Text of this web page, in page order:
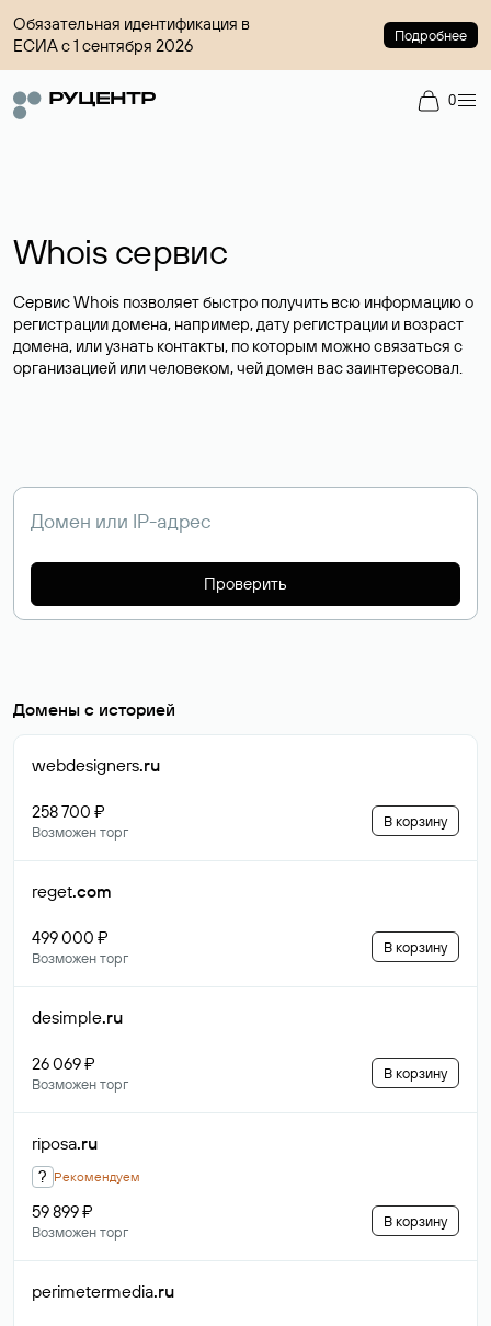
Обязательная идентификация в
ЕСИА с 1 сентября 2026
Подробнее
0
Whois сервис
Сервис Whois позволяет быстро получить всю информацию о
регистрации домена, например, дату регистрации и возраст
домена, или узнать контакты, по которым можно связаться с
организацией или человеком, чей домен вас заинтересовал.
Проверить
Домены с историей
webdesigners.ru
258 700 ₽
Возможен торг
В корзину
reget.com
499 000 ₽
Возможен торг
В корзину
desimple.ru
26 069 ₽
Возможен торг
В корзину
riposa.ru
? Рекомендуем
59 899 ₽
Возможен торг
В корзину
perimetermedia.ru